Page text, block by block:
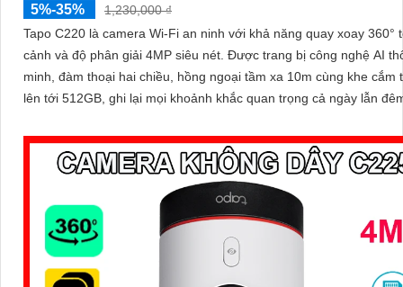
5%-35%
1,230,000 ₫
Tapo C220 là camera Wi-Fi an ninh với khả năng quay xoay 360°
cảnh và độ phân giải 4MP siêu nét. Được trang bị công nghệ AI thông
minh, đàm thoại hai chiều, hồng ngoại tầm xa 10m cùng khe cắm
lên tới 512GB, ghi lại mọi khoảnh khắc quan trọng cả ngày lẫn